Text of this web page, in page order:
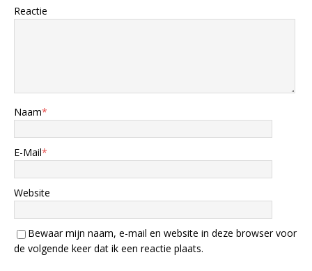
Reactie
Naam*
E-Mail*
Website
Bewaar mijn naam, e-mail en website in deze browser voor
de volgende keer dat ik een reactie plaats.